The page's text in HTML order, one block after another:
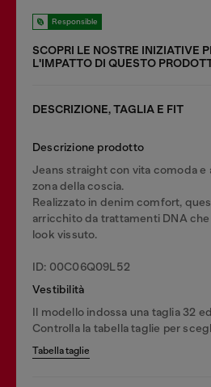
Responsible
SCOPRI LE NOSTRE INIZIATIVE
LʹIMPATTO DI QUESTO
DESCRIZIONE, TAGLIA E FIT
Descrizione prodotto
Jeans straight con vita comoda e
zona della coscia.
Realizzato in denim comfort,
arricchito da trattamenti DNA
look vissuto.
ID: 00C06Q09L52
Vestibilità
Il modello indossa una taglia 32
Controlla la tabella taglie per
Tabella taglie